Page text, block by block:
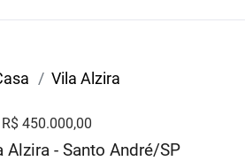
Vila Alzira
R$ 450.000,00
Alzira - Santo André/SP